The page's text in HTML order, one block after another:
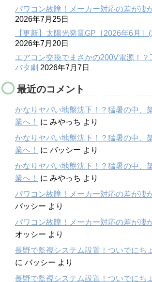
パワコン故障！メーカー対応の差が凄
2026年7月25日
【更新】太陽光発電GP［2026年6月］
2026年7月20日
エアコン交換でまさかの200V電源！？
バタ劇 2026年7月7日
最近のコメント
かなりヤバい地盤沈下！？猛暑の中、
業へ！
に みやっち より
かなりヤバい地盤沈下！？猛暑の中、
業へ！
に バッシー より
かなりヤバい地盤沈下！？猛暑の中、
業へ！
に みやっち より
パワコン故障！メーカー対応の差が凄
バッシー より
パワコン故障！メーカー対応の差が凄
オッシー より
長野で監視システム設置！ついでにち
に バッシー より
長野で監視システム設置！ついでにち